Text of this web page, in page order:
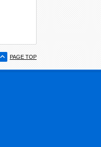
PAGE TOP